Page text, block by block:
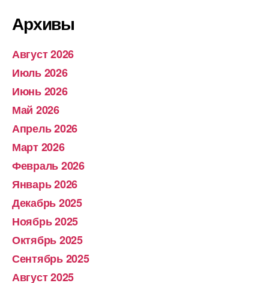
Архивы
Август 2026
Июль 2026
Июнь 2026
Май 2026
Апрель 2026
Март 2026
Февраль 2026
Январь 2026
Декабрь 2025
Ноябрь 2025
Октябрь 2025
Сентябрь 2025
Август 2025